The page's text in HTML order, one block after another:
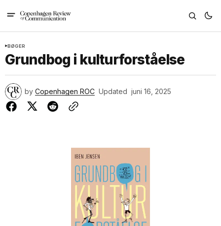
BØGER
Grundbog i kulturforståelse
by Copenhagen ROC Updated juni 16, 2025